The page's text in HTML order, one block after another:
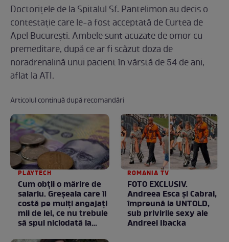
Doctorițele de la Spitalul Sf. Pantelimon au decis o
contestație care le-a fost acceptată de Curtea de
Apel București. Ambele sunt acuzate de omor cu
premeditare, după ce ar fi scăzut doza de
noradrenalină unui pacient în vârstă de 54 de ani,
aflat la ATI.
Articolul continuă după recomandări
PLAYTECH
Cum obții o mărire de
salariu. Greșeala care îi
costă pe mulți angajați
mii de lei, ce nu trebuie
să spui niciodată la
ROMANIA TV
FOTO EXCLUSIV.
Andreea Esca şi Cabral,
împreună la UNTOLD,
sub privirile sexy ale
Andreei Ibacka